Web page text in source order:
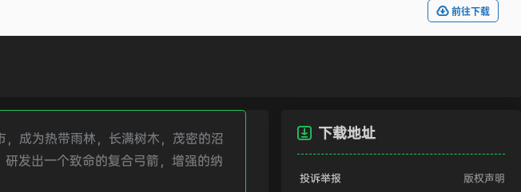
前往下载
成为热带雨林，长满树木，茂密的沼
发出一个致命的复合弓箭，增强的纳
下载地址
投诉举报 版权声明